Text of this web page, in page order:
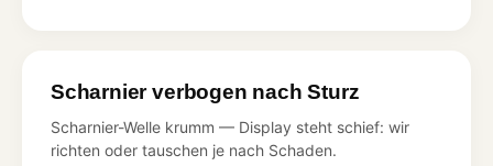
Scharnier verbogen nach Sturz
Scharnier-Welle krumm — Display steht schief: wir
richten oder tauschen je nach Schaden.